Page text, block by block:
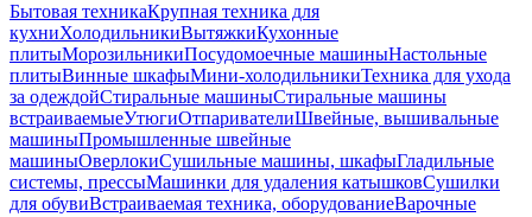
Бытовая техникаКрупная техника для
кухниХолодильникиВытяжкиКухонные
плитыМорозильникиПосудомоечные машиныНастольные
плитыВинные шкафыМини-холодильникиТехника для ухода
за одеждойСтиральные машиныСтиральные машины
встраиваемыеУтюгиОтпаривателиШвейные, вышивальные
машиныПромышленные швейные
машиныОверлокиСушильные машины, шкафыГладильные
системы, прессыМашинки для удаления катышковСушилки
для обувиВстраиваемая техника, оборудованиеВарочные